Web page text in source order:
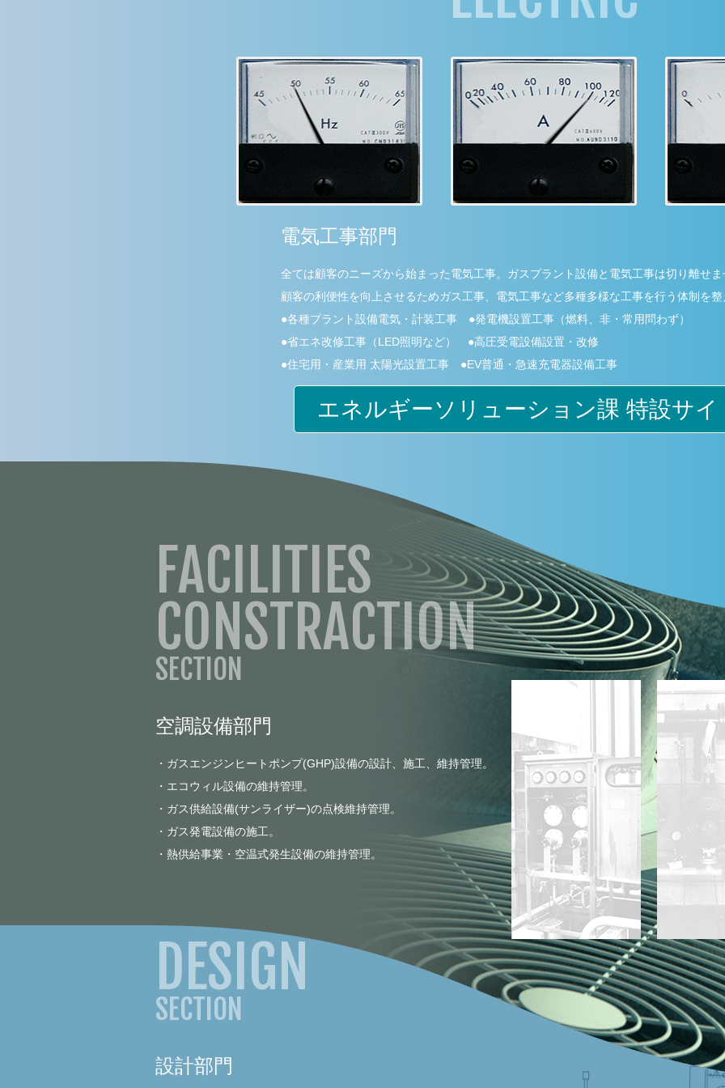
電気工事部門
全ては顧客のニーズから始まった電気工事。ガスプラント設備と電気工事は切り離せ
顧客の利便性を向上させるためガス工事、電気工事など多種多様な工事を行う体制を
●各種プラント設備電気・計装工事 ●発電機設置工事（燃料、非・常用問わず）
●省エネ改修工事（LED照明など） ●高圧受電設備設置・改修
●住宅用・産業用 太陽光設置工事 ●EV普通・急速充電器設備工事
エネルギーソリューション課 特設サ
空調設備部門
・ガスエンジンヒートポンプ(GHP)設備の設計、施工、維持管理。
・エコウィル設備の維持管理。
・ガス供給設備(サンライザー)の点検維持管理。
・ガス発電設備の施工。
・熱供給事業・空温式発生設備の維持管理。
設計部門